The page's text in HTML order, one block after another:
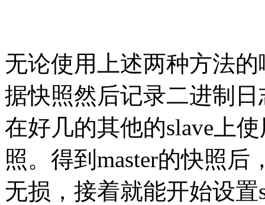
无论使用上述两种方法
据快照然后记录二进制
在好几的其他的slave上
照。得到master的快照后
无损，接着就能开始设